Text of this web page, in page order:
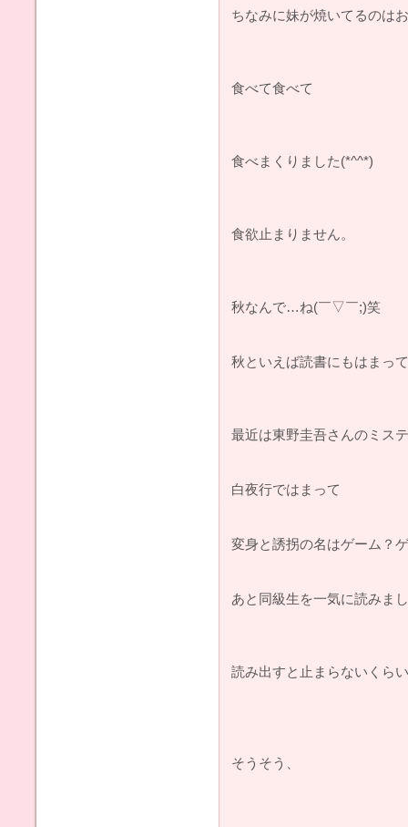
ちなみに妹が焼いてるのは
食べて食べて
食べまくりました(*^^*)
食欲止まりません。
秋なんで…ね(￣▽￣;)笑
秋といえば読書にもはまっ
最近は東野圭吾さんのミス
白夜行ではまって
変身と誘拐の名はゲーム？
あと同級生を一気に読みま
読み出すと止まらないくら
そうそう、